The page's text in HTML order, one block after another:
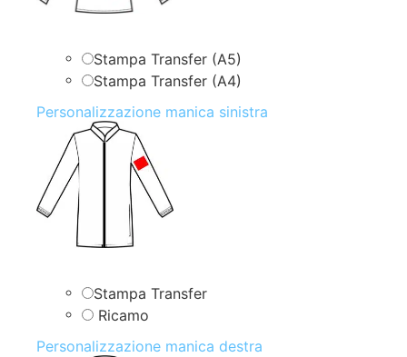
Stampa Transfer (A5)
Stampa Transfer (A4)
Personalizzazione manica sinistra
Stampa Transfer
Ricamo
Personalizzazione manica destra